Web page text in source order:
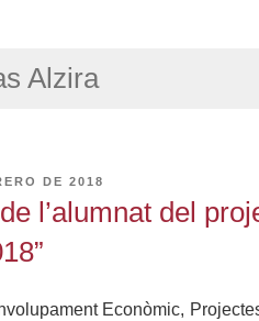
Alzira
DE 2018
l’alumnat del
Econòmic,